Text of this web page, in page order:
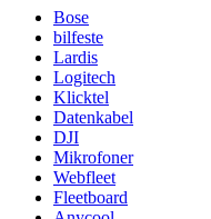
Bose
bilfeste
Lardis
Logitech
Klicktel
Datenkabel
DJI
Mikrofoner
Webfleet
Fleetboard